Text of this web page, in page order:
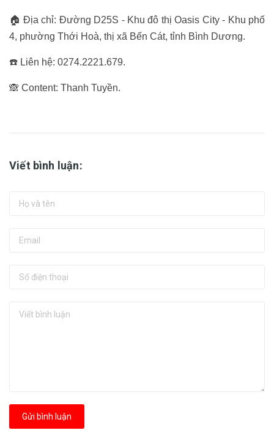
🏠 Địa chỉ: Đường D25S - Khu đô thị Oasis City - Khu phố
4, phường Thới Hoà, thị xã Bến Cát, tỉnh Bình Dương.
☎️ Liên hệ: 0274.2221.679.
🙈 Content: Thanh Tuyền.
Viết bình luận:
Gửi bình luận